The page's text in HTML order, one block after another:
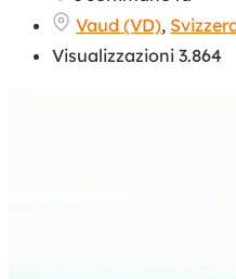
Vaud (VD),
Visualizzazioni 3.864